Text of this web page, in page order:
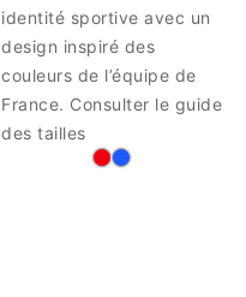
identité sportive avec un
design inspiré des
couleurs de l’équipe de
France. Consulter le guide
des tailles